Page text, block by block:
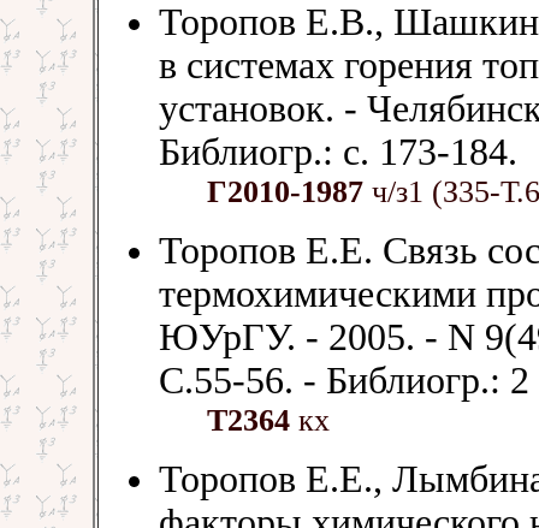
Торопов Е.В.,
в системах горения
установок. -
Библиогр.: с. 173-184.
Г2010-1987 ч/з1 (З35-
Торопов Е.Е. Связь
термохимическими
ЮУрГУ. - 2005. - N
С.55-56. - Библиогр.: 2
Т2364 кх
Торопов Е.Е.,